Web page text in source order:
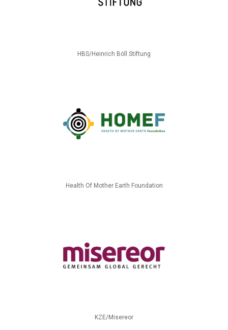
HBS/Heinrich Böll Stiftung
Health Of Mother Earth Foundation
KZE/Misereor